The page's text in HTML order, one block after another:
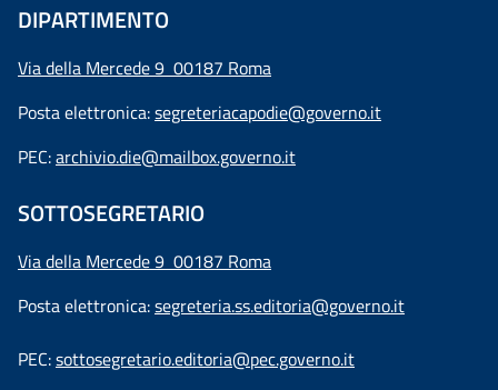
DIPARTIMENTO
Via della Mercede 9 00187 Roma
Posta elettronica:segreteriacapodie@governo.it
PEC:archivio.die@mailbox.governo.it
SOTTOSEGRETARIO
Via della Mercede 9 00187 Roma
Posta elettronica:segreteria.ss.editoria@governo.it
PEC:sottosegretario.editoria@pec.governo.it